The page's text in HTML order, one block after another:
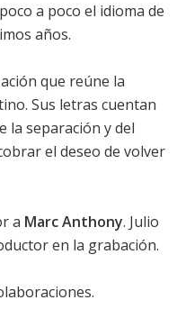
a poco el idioma de
años.
que reúne la
Sus letras cuentan
la separación y del
el deseo de volver
a Marc Anthony. Julio
en la grabación.